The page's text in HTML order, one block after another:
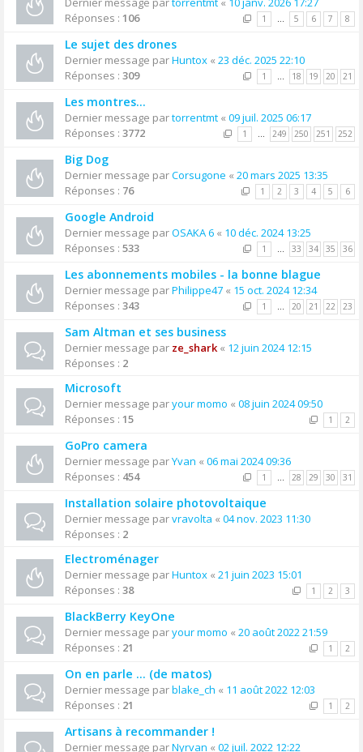
Réponses : 106 1 … 5 6 7 8
Le sujet des drones
Dernier message parHuntox « 23 déc. 2025 22:10
Réponses : 309 1 … 18 19 20 21
Les montres...
Dernier message partorrentmt « 09 juil. 2025 06:17
Réponses : 3772 1 … 249 250 251 252
Big Dog
Dernier message parCorsugone « 20 mars 2025 13:35
Réponses : 76 1 2 3 4 5 6
Google Android
Dernier message parOSAKA 6 « 10 déc. 2024 13:25
Réponses : 533 1 … 33 34 35 36
Les abonnements mobiles - la bonne blague
Dernier message parPhilippe47 « 15 oct. 2024 12:34
Réponses : 343 1 … 20 21 22 23
Sam Altman et ses business
Dernier message par ze_shark« 12 juin 2024 12:15
Réponses : 2
Microsoft
Dernier message paryour momo « 08 juin 2024 09:50
Réponses : 15 1 2
GoPro camera
Dernier message parYvan « 06 mai 2024 09:36
Réponses : 454 1 … 28 29 30 31
Installation solaire photovoltaique
Dernier message parvravolta « 04 nov. 2023 11:30
Réponses : 2
Electroménager
Dernier message parHuntox « 21 juin 2023 15:01
Réponses : 38 1 2 3
BlackBerry KeyOne
Dernier message paryour momo « 20 août 2022 21:59
Réponses : 21 1 2
On en parle ... (de matos)
Dernier message parblake_ch « 11 août 2022 12:03
Réponses : 21 1 2
Artisans à recommander !
Dernier message parNyrvan « 02 juil. 2022 12:22